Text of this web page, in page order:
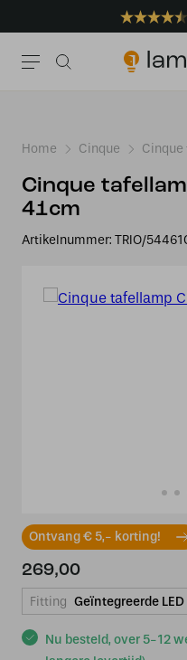
Home Cinque
Cinque
41cm
Artikelnummer: TRIO/
Ontvang € 5,- korting!
Nu besteld, over 5-12
269,00
Fitting Geïntegreerde LED